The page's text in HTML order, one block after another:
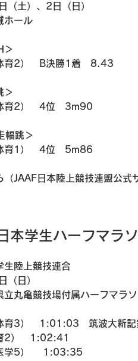
（土）、2日（日）
ホール
＞
育2）　B決勝1着　8.43
＞
育2）　4位　3m90
幅跳＞
育1）　4位　5m86
（JAAF日本陸上競技連盟公式
本学生ハーフマラ
生陸上競技連合
（日）
立丸亀競技場付属ハーフマラ
育3）　1:01:03　筑波大新記
2）　1:02:41
学5）　 1:03:35